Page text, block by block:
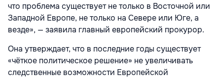
что проблема существует не только в Восточной или
Западной Европе, не только на Севере или Юге, а
везде», — заявила главный европейский прокурор.
Она утверждает, что в последние годы существует
«чёткое политическое решение» не увеличивать
следственные возможности Европейской